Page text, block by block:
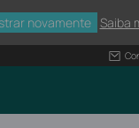
novamente Saiba